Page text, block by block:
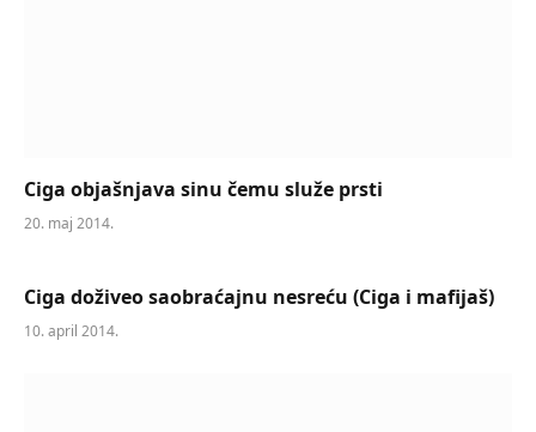
Ciga objašnjava sinu čemu služe prsti
20. maj 2014.
Ciga doživeo saobraćajnu nesreću (Ciga i mafijaš)
10. april 2014.